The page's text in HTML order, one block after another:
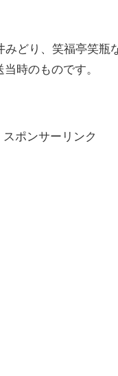
どり、笑福亭笑瓶
時のものです。
スポンサーリンク